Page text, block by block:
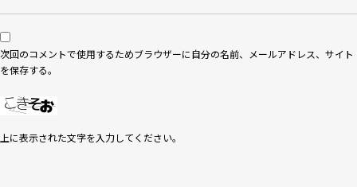
次回のコメントで使用するためブラウザーに自分の名前、メールアドレス、サイト
を保存する。
上に表示された文字を入力してください。